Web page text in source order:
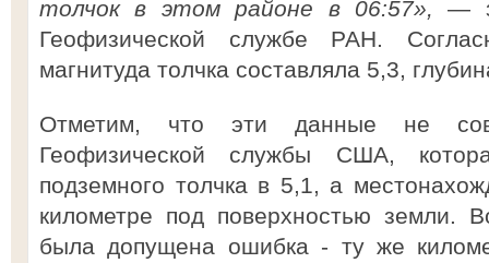
толчок в этом районе в 06:57»,—
Геофизической службе РАН.
магнитуда толчка составляла 5,3,
Отметим, что эти данные не
Геофизической службы США,
подземного толчка в 5,1, а
километре под поверхностью земли.
была допущена ошибка - ту же